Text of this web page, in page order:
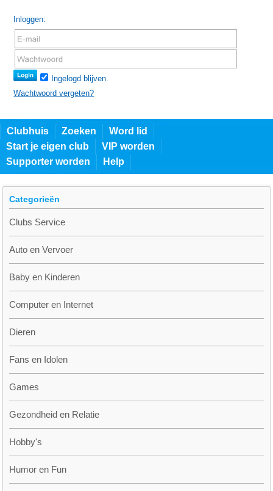
Inloggen:
Ingelogd blijven.
Wachtwoord vergeten?
Clubhuis Zoeken
Word lid
Start je eigen club
VIP worden
Supporter worden
Help
Categorieën
Clubs Service
Auto en Vervoer
Baby en Kinderen
Computer en Internet
Dieren
Fans en Idolen
Games
Gezondheid en Relatie
Hobby's
Humor en Fun